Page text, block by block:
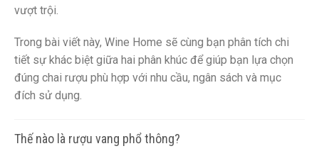
vượt trội.
Trong bài viết này, Wine Home sẽ cùng bạn phân tích chi
tiết sự khác biệt giữa hai phân khúc để giúp bạn lựa chọn
đúng chai rượu phù hợp với nhu cầu, ngân sách và mục
đích sử dụng.
Thế nào là rượu vang phổ thông?